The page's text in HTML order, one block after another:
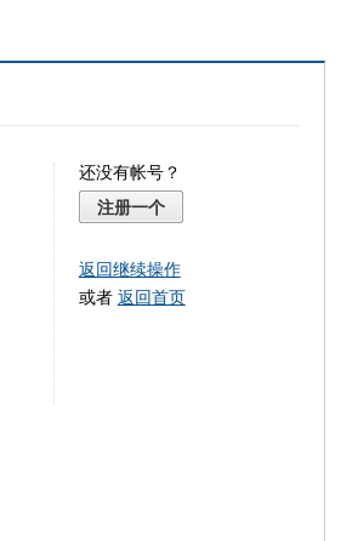
还没有帐号？
注册一个
返回继续操作
或者 返回首页